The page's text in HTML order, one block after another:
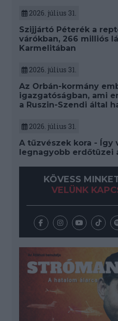
2026. július 31.
Szijjártó Péterék a
várókban, 266 milliós
Karmelitában
2026. július 31.
Az Orbán-kormány
igazgatóságban, ami
a Ruszin-Szendi által
2026. július 31.
A tűzvészek kora - Így
legnagyobb erdőtüzei
KÖVESS
VELÜNK